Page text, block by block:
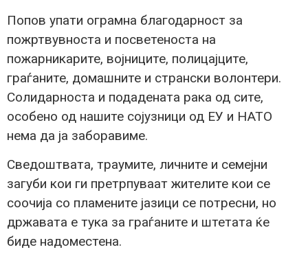
Попов упати ограмна благодарност за
пожртвувноста и посветеноста на
пожарникарите, војниците, полицајците,
граѓаните, домашните и странски волонтери.
Солидарноста и подадената рака од сите,
особено од нашите сојузници од ЕУ и НАТО
нема да ја заборавиме.
Сведоштвата, траумите, личните и семејни
загуби кои ги претрпуваат жителите кои се
соочија со пламените јазици се потресни, но
државата е тука за граѓаните и штетата ќе
биде надоместена.